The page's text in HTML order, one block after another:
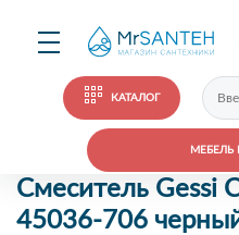
КАТАЛОГ
МЕБЕЛЬ
Смеситель Gessi
45036-706